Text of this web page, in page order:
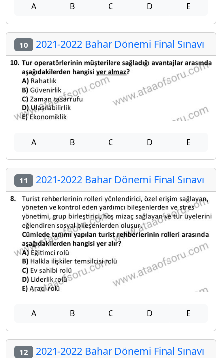
A B C D E
10 2021-2022 Bahar Dönemi Final Sınavı
A B C D E
11 2021-2022 Bahar Dönemi Final Sınavı
A B C D E
12 2021-2022 Bahar Dönemi Final Sınavı